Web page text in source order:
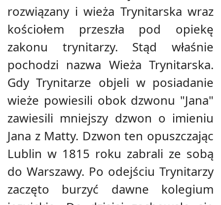
rozwiązany i wieża Trynitarska wraz
kościołem przeszła pod opiekę
zakonu trynitarzy. Stąd właśnie
pochodzi nazwa Wieża Trynitarska.
Gdy Trynitarze objeli w posiadanie
wieże powiesili obok dzwonu "Jana"
zawiesili mniejszy dzwon o imieniu
Jana z Matty. Dzwon ten opuszczając
Lublin w 1815 roku zabrali ze sobą
do Warszawy. Po odejściu Trynitarzy
zaczęto burzyć dawne kolegium